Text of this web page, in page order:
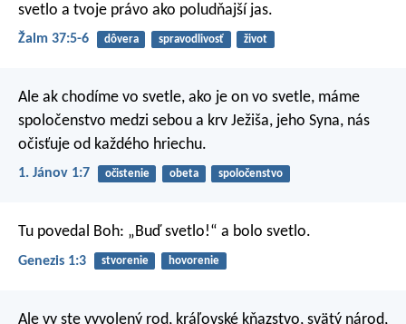
svetlo a tvoje právo ako poludňajší jas.
Žalm 37:5-6 dôvera spravodlivosť život
Ale ak chodíme vo svetle, ako je on vo svetle, máme
spoločenstvo medzi sebou a krv Ježiša, jeho Syna, nás
očisťuje od každého hriechu.
1. Jánov 1:7 očistenie obeta spoločenstvo
Tu povedal Boh: „Buď svetlo!“ a bolo svetlo.
Genezis 1:3 stvorenie hovorenie
Ale vy ste vyvolený rod, kráľovské kňazstvo, svätý národ,